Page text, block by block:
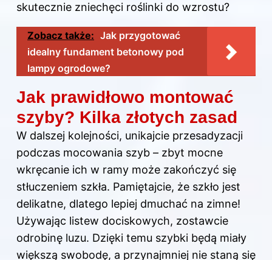
skutecznie zniechęci roślinki do wzrostu?
Zobacz także: Jak przygotować
idealny fundament betonowy pod
lampy ogrodowe?
Jak prawidłowo montować
szyby? Kilka złotych zasad
W dalszej kolejności, unikajcie przesadyzacji
podczas mocowania szyb – zbyt mocne
wkręcanie ich w ramy może zakończyć się
stłuczeniem szkła. Pamiętajcie, że szkło jest
delikatne, dlatego lepiej dmuchać na zimne!
Używając listew dociskowych, zostawcie
odrobinę luzu. Dzięki temu szybki będą miały
większą swobodę, a przynajmniej nie staną się